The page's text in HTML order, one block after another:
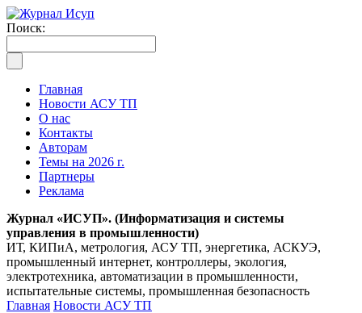
Поиск:
Главная
Новости АСУ ТП
О нас
Контакты
Авторам
Темы на 2026 г.
Партнеры
Реклама
Журнал «ИСУП». (Информатизация и системы
управления в промышленности)
ИТ, КИПиА, метрология, АСУ ТП, энергетика, АСКУЭ,
промышленный интернет, контроллеры, экология,
электротехника, автоматизации в промышленности,
испытательные системы, промышленная безопасность
Главная Новости АСУ ТП